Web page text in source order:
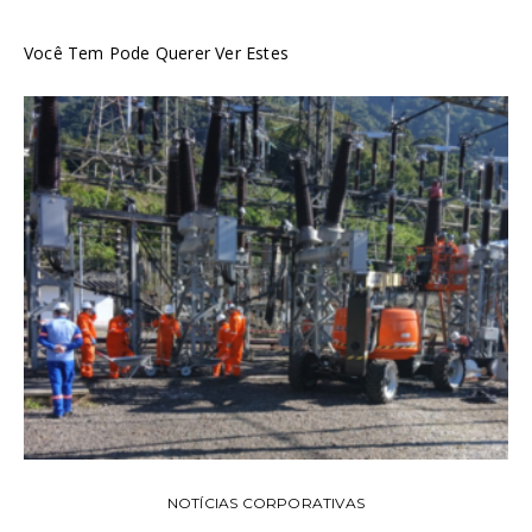
Você Tem Pode Querer Ver Estes
NOTÍCIAS CORPORATIVAS